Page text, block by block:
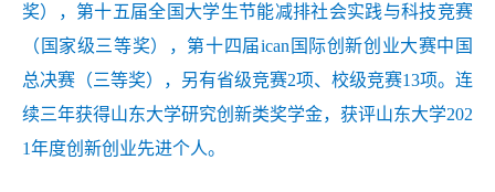
奖），第十五届全国大学生节能减排社会实践与科技竞赛
（国家级三等奖），第十四届ican国际创新创业大赛中国
总决赛（三等奖），另有省级竞赛2项、校级竞赛13项。连
续三年获得山东大学研究创新类奖学金，获评山东大学202
1年度创新创业先进个人。